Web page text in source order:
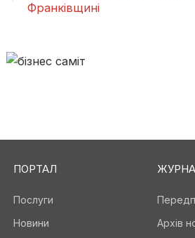
Франківщині
ПОРТАЛ
Послуги
Новини
Архів